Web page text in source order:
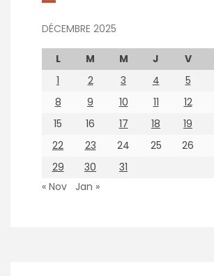
DÉCEMBRE 2025
L M M J V
1
2 3 4 5
8
9 10 11 12
15
16 17 18 19
22
23 24 25 26
29
30
31
« Nov
Jan »